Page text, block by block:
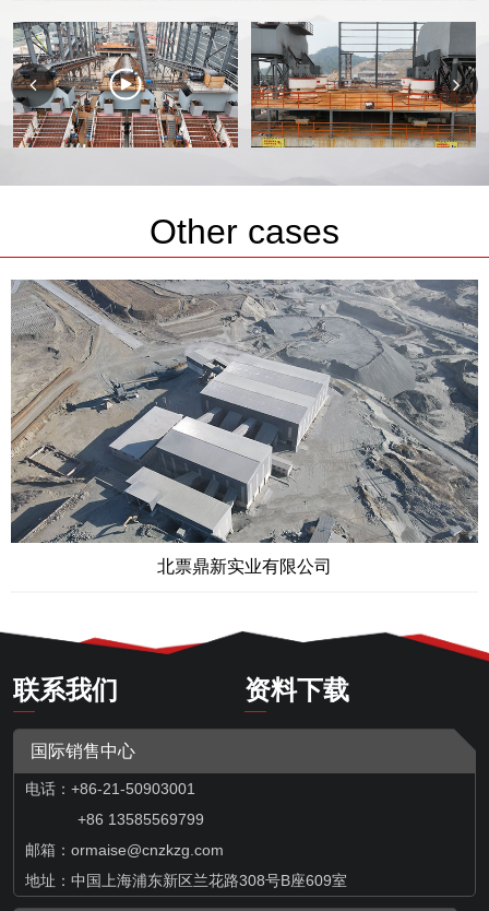
Other cases
北票鼎新实业有限公司
联系我们 资料下载
国际销售中心
电话：+86-21-50903001
+86 13585569799
邮箱： ormaise@cnzkzg.com
地址：中国上海浦东新区兰花路308号B座609室